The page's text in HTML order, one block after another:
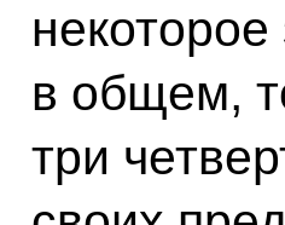
в общем,
три